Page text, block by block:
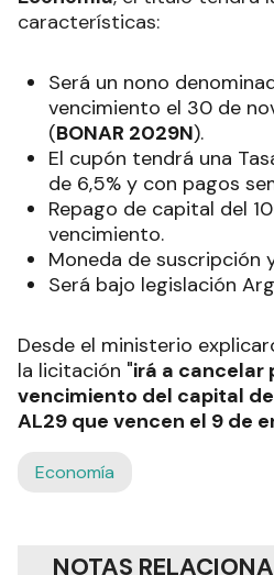
características:
Será un nono
vencimiento el 30 de
(BONAR 2029N).
El cupón tendrá una
de 6,5% y con pagos
Repago de capital del
vencimiento.
Moneda de suscripción
Será bajo legislación
Desde el ministerio
la licitación "irá a cancelar
vencimiento del capital
AL29 que vencen el 9 de
Economía
NOTAS